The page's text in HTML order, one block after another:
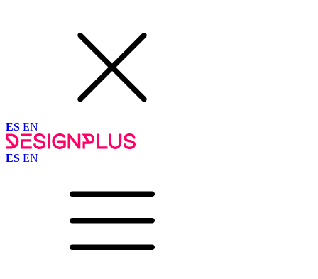
ES EN
ES EN